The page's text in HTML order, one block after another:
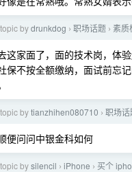
bydrunkdog › 职场话题 › 素质
这家面了，面的技术岗，体
保不按全额缴纳，面试前忘
bytianzhihen080710 › 职场话
便问问中银金科如何
bysilencil › iPhone › 买个